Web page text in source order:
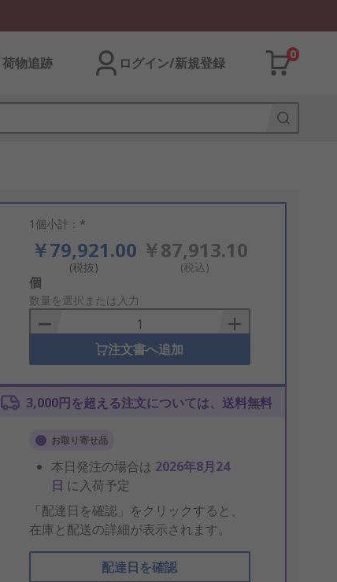
荷物追跡 ログイン/新規登録
0
1個小計：*
￥79,921.00
(税抜)
￥87,913.10
(税込)
Add
to
Basket
個
数量を選択または入力
注文書へ追加
3,000円を超える注文については、送料無料
お取り寄せ品
本日発注の場合は 2026年8月24
日 に入荷予定
「配達日を確認」をクリックすると、
在庫と配送の詳細が表示されます。
配達日を確認